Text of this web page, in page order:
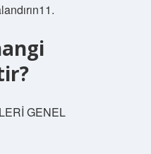
GENEL